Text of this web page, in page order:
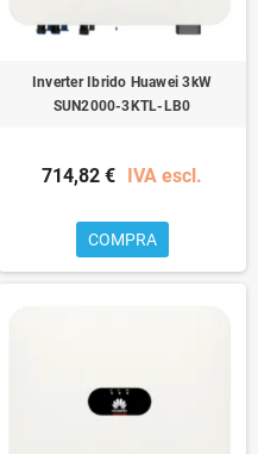
Inverter Ibrido Huawei 3kW
SUN2000-3KTL-LB0
714,82 € IVA escl.
COMPRA